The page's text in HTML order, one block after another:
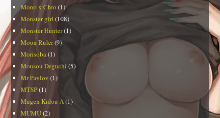
Mono x Chro (1)
Monster girl (108)
Monster Hunter(1)
Moon Ruler(9)
Morisoba (1)
Mousou Deguchi (5)
Mr Pavlov (1)
MTSP(1)
Mugen Kidou A (1)
MUMU(2)